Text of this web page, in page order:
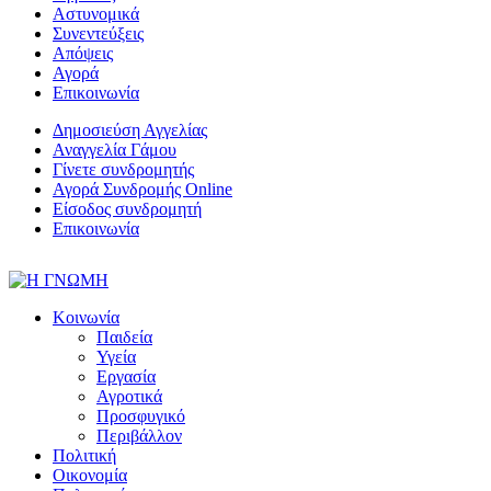
Αστυνομικά
Συνεντεύξεις
Απόψεις
Αγορά
Επικοινωνία
Δημοσιεύση Αγγελίας
Αναγγελία Γάμου
Γίνετε συνδρομητής
Αγορά Συνδρομής Online
Είσοδος συνδρομητή
Επικοινωνία
Κοινωνία
Παιδεία
Υγεία
Εργασία
Αγροτικά
Προσφυγικό
Περιβάλλον
Πολιτική
Οικονομία